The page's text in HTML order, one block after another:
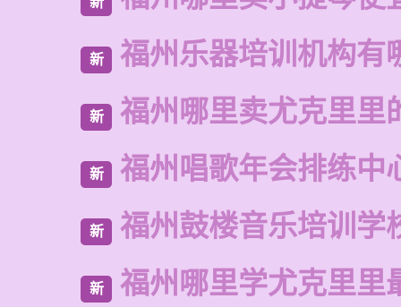
新 福州乐器培训机构有
新 福州哪里卖尤克里里
新 福州唱歌年会排练中
新 福州鼓楼音乐培训学
新 福州哪里学尤克里里